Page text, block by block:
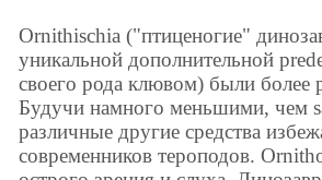
Ornithischia ("птиценогие"
уникальной дополнительной
своего рода клювом) были
Будучи намного меньшими, чем
различные другие средства
современников тероподов.